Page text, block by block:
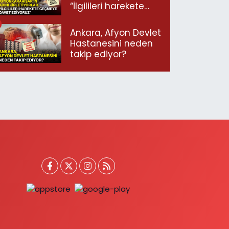
“İlgilileri harekete
ediyoruz”
Ankara, Afyon Devlet
Hastanesini neden
takip ediyor?